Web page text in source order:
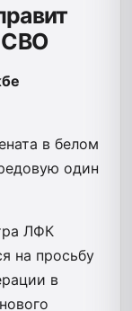
СВО
в белом
один
ЛФК
на просьбу
в